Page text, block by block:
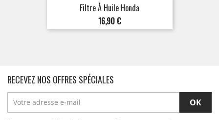
Filtre À Huile Honda
Prix
16,90 €
RECEVEZ NOS OFFRES SPÉCIALES